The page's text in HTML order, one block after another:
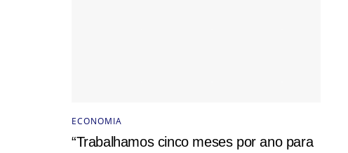
ECONOMIA
“Trabalhamos cinco meses por ano para